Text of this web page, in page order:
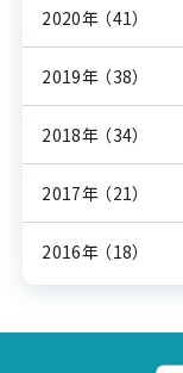
2020年 （41）
2019年 （38）
2018年 （34）
2017年 （21）
2016年 （18）